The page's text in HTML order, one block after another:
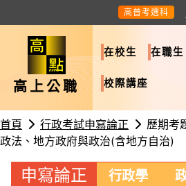
高普考選科
高上公職
在校生 在職生
校際講座
首頁 行政考試申寫論正
歷期考
政法、地方政府與政治(含地方自治)
申寫論正 行政學